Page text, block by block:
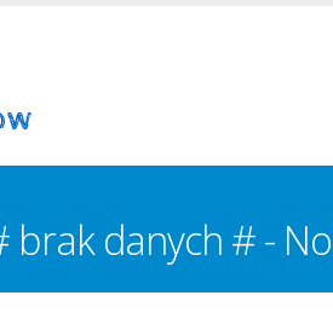
brak danych # -